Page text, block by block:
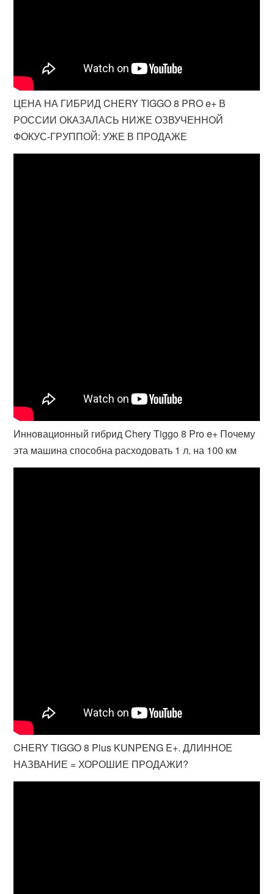
ЦЕНА НА ГИБРИД CHERY TIGGO 8 PRO e+ В
РОССИИ ОКАЗАЛАСЬ НИЖЕ ОЗВУЧЕННОЙ
ФОКУС-ГРУППОЙ: УЖЕ В ПРОДАЖЕ
Инновационный гибрид Chery Tiggo 8 Pro e+ Почему
эта машина способна расходовать 1 л. на 100 км
CHERY TIGGO 8 Plus KUNPENG E+. ДЛИННОЕ
НАЗВАНИЕ = ХОРОШИЕ ПРОДАЖИ?